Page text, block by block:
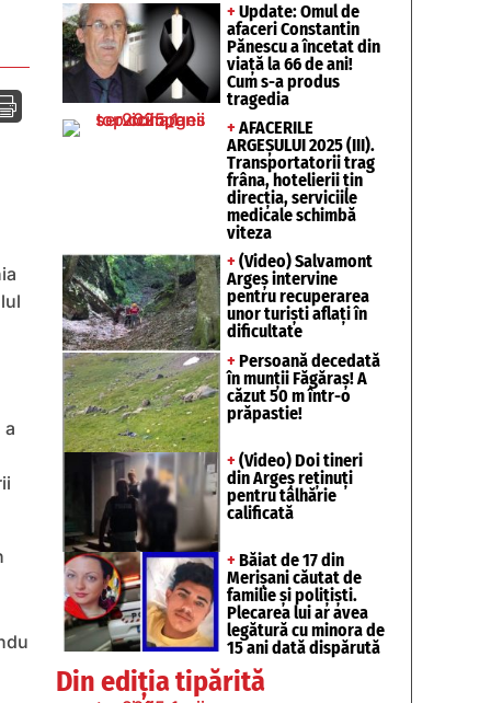
a
+ Update: Omul de
afaceri Constantin
Pănescu a încetat din
viață la 66 de ani!
Cum s-a produs
tragedia
+ AFACERILE
ARGEȘULUI 2025 (III).
Transportatorii trag
frâna, hotelierii țin
direcția, serviciile
medicale schimbă
viteza
+ (Video) Salvamont
Argeș intervine
pentru recuperarea
unor turişti aflaţi în
dificultate
+ Persoană decedată
în munții Făgăraș! A
căzut 50 m într-o
prăpastie!
+ (Video) Doi tineri
din Argeș reținuți
pentru tâlhărie
calificată
+ Băiat de 17 din
Merișani căutat de
familie și polițiști.
Plecarea lui ar avea
legătură cu minora de
15 ani dată dispărută
Din ediția tipărită